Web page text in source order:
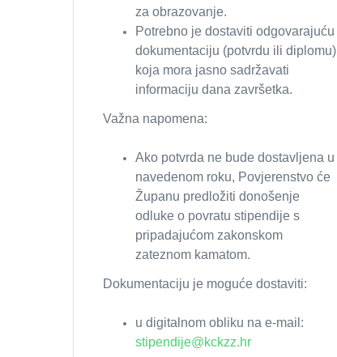
za obrazovanje.
Potrebno je dostaviti odgovarajuću
dokumentaciju (potvrdu ili diplomu)
koja mora jasno sadržavati
informaciju dana završetka.
Važna napomena:
Ako potvrda ne bude dostavljena u
navedenom roku, Povjerenstvo će
Županu predložiti donošenje
odluke o povratu stipendije s
pripadajućom zakonskom
zateznom kamatom.
Dokumentaciju je moguće dostaviti:
u digitalnom obliku na e-mail:
stipendije@kckzz.hr